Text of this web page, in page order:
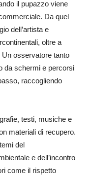
il pupazzo viene
Da quel
dell’artista e
oltre a
Un osservatore tanto
da schermi e percorsi
raccogliendo
testi, musiche e
materiali di recupero.
del
e dell’incontro
come il rispetto